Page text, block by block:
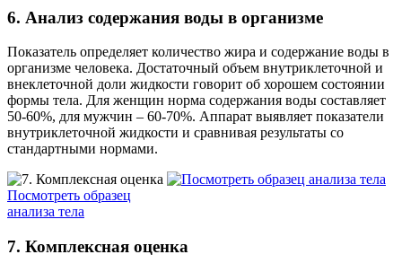
6. Анализ содержания воды в организме
Показатель определяет количество жира и содержание воды в
организме человека. Достаточный объем внутриклеточной и
внеклеточной доли жидкости говорит об хорошем состоянии
формы тела. Для женщин норма содержания воды составляет
50-60%, для мужчин – 60-70%. Аппарат выявляет показатели
внутриклеточной жидкости и сравнивая результаты со
стандартными нормами.
Посмотреть образец
анализа тела
7. Комплексная оценка